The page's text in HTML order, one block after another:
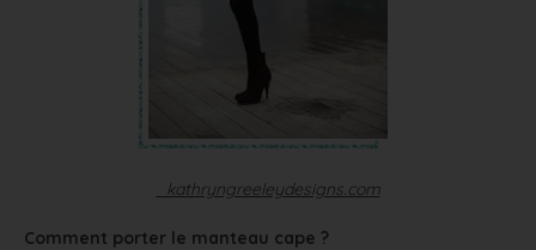
kathryngreeleydesigns.com
Comment porter le manteau cape ?